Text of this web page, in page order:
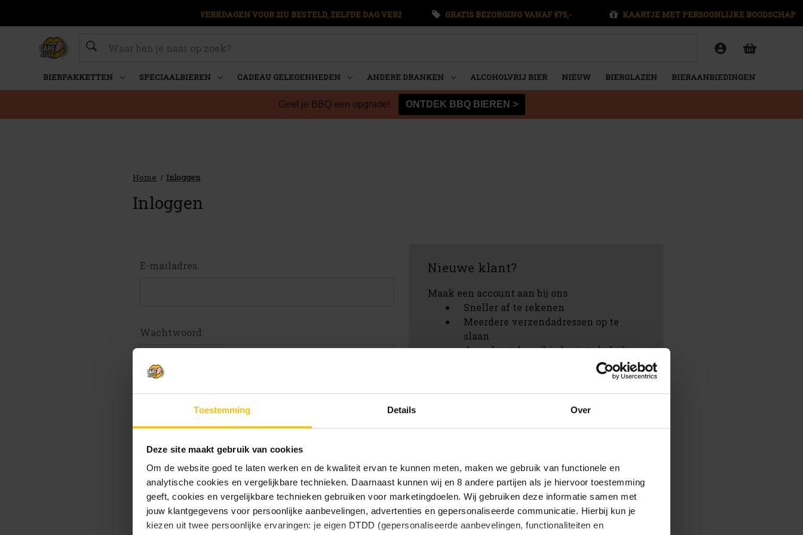
Toestemming Details Over
Deze site maakt gebruik van cookies
Om de website goed te laten werken en de kwaliteit ervan te kunnen meten, maken we gebruik van functionele en
analytische cookies en vergelijkbare technieken. Daarnaast kunnen wij en 8 andere partijen als je hiervoor toestemming
geeft, cookies en vergelijkbare technieken gebruiken voor marketingdoelen. Wij gebruiken deze informatie samen met
jouw klantgegevens voor persoonlijke aanbevelingen, advertenties en gepersonaliseerde communicatie. Hierbij kun je
kiezen uit twee persoonlijke ervaringen: je eigen DTDD (gepersonaliseerde aanbevelingen, functionaliteiten en
OP WERKDAGEN VOOR 21U BESTELD, ZELFDE DAG VERZONDEN GRATIS BEZORGING VANAF €75,- KAARTJE MET PERSOONLIJKE BOODSCHAP
Zoeken
BIERPAKKETTEN SPECIAALBIEREN CADEAU GELEGENHEDEN ANDERE DRANKEN ALCOHOLVRIJ BIER NIEUW BIERGLAZEN BIERAANBIEDINGEN
Geef je BBQ een upgrade! ONTDEK BBQ BIEREN >
Home Inloggen
Inloggen
E-mailadres:
Wachtwoord:
Nieuwe klant?
Maak een account aan bij ons
Sneller af te rekenen
Meerdere verzendadressen op te
slaan
Jouw bestelgeschiedenis te bekijken
Nieuwe bestellingen te volgen
verlanglijstje
Account aanmaken